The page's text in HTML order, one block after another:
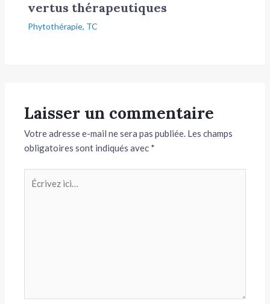
vertus thérapeutiques
Phytothérapie, TC
Laisser un commentaire
Votre adresse e-mail ne sera pas publiée. Les champs
obligatoires sont indiqués avec *
ici…